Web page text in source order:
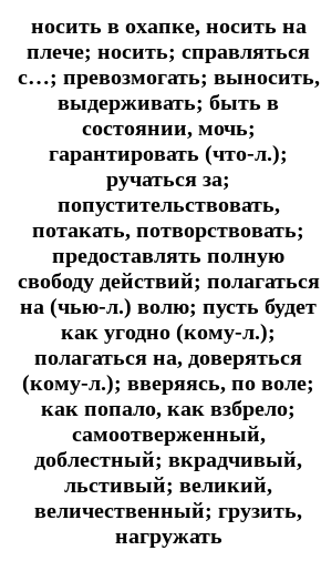
носить в охапке, носить на
плече; носить; справляться
с…; превозмогать; выносить,
выдерживать; быть в
состоянии, мочь;
гарантировать (что-л.);
ручаться за;
попустительствовать,
потакать, потворствовать;
предоставлять полную
свободу действий; полагаться
на (чью-л.) волю; пусть будет
как угодно (кому-л.);
полагаться на, доверяться
(кому-л.); вверяясь, по воле;
как попало, как взбрело;
самоотверженный,
доблестный; вкрадчивый,
льстивый; великий,
величественный; грузить,
нагружать